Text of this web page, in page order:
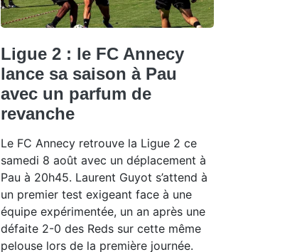
Ligue 2 : le FC Annecy
lance sa saison à Pau
avec un parfum de
revanche
Le FC Annecy retrouve la Ligue 2 ce
samedi 8 août avec un déplacement à
Pau à 20h45. Laurent Guyot s’attend à
un premier test exigeant face à une
équipe expérimentée, un an après une
défaite 2-0 des Reds sur cette même
pelouse lors de la première journée.